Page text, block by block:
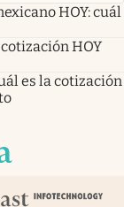
HOY: cuál
HOY
es la cotización
pestaña
nueva pestaña
en nueva pestaña